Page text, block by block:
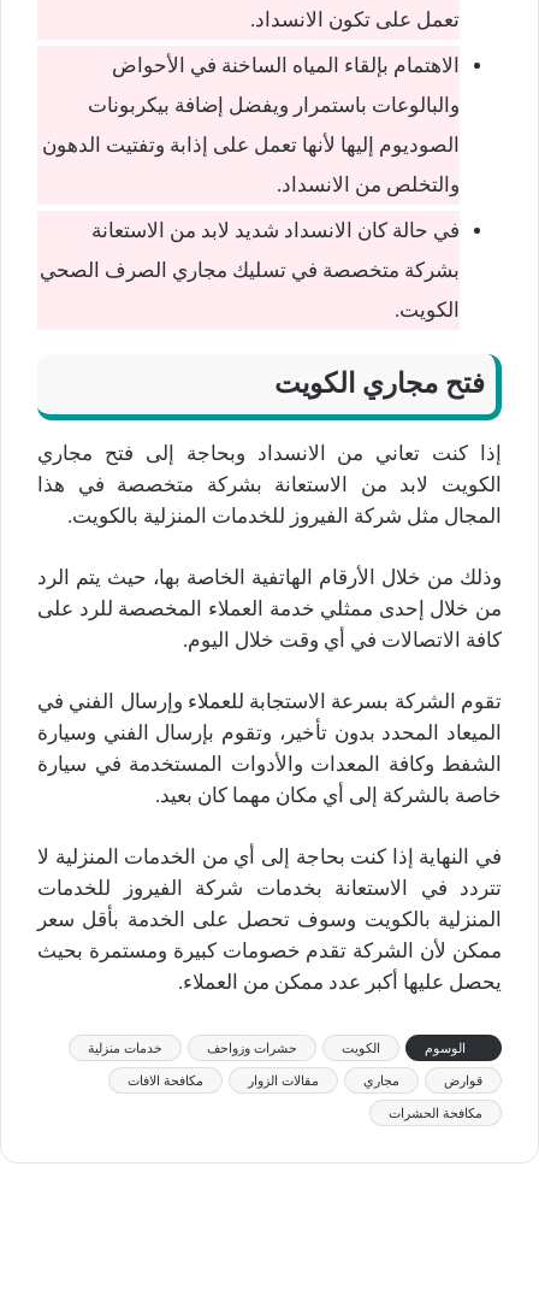
تعمل على تكون الانسداد.
الاهتمام بإلقاء المياه الساخنة في الأحواض
والبالوعات باستمرار ويفضل إضافة بيكربونات
الصوديوم إليها لأنها تعمل على إذابة وتفتيت الدهون
والتخلص من الانسداد.
في حالة كان الانسداد شديد لابد من الاستعانة
بشركة متخصصة في تسليك مجاري الصرف الصحي
الكويت.
فتح مجاري الكويت
إذا كنت تعاني من الانسداد وبحاجة إلى فتح مجاري
الكويت لابد من الاستعانة بشركة متخصصة في هذا
المجال مثل شركة الفيروز للخدمات المنزلية بالكويت.
وذلك من خلال الأرقام الهاتفية الخاصة بها، حيث يتم الرد
من خلال إحدى ممثلي خدمة العملاء المخصصة للرد على
كافة الاتصالات في أي وقت خلال اليوم.
تقوم الشركة بسرعة الاستجابة للعملاء وإرسال الفني في
الميعاد المحدد بدون تأخير، وتقوم بإرسال الفني وسيارة
الشفط وكافة المعدات والأدوات المستخدمة في سيارة
خاصة بالشركة إلى أي مكان مهما كان بعيد.
في النهاية إذا كنت بحاجة إلى أي من الخدمات المنزلية لا
تتردد في الاستعانة بخدمات شركة الفيروز للخدمات
المنزلية بالكويت وسوف تحصل على الخدمة بأقل سعر
ممكن لأن الشركة تقدم خصومات كبيرة ومستمرة بحيث
يحصل عليها أكبر عدد ممكن من العملاء.
الوسوم الكويت حشرات وزواحف خدمات منزلية
قوارض مجاري مقالات الزوار مكافحة الافات
مكافحة الحشرات